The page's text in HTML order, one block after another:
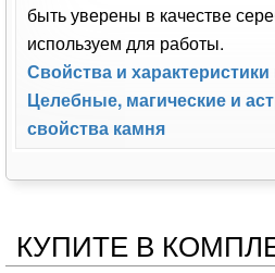
быть уверены в качестве
используем для работы.
Свойства и
Целебные, магические и
свойства камня
КУПИТЕ В